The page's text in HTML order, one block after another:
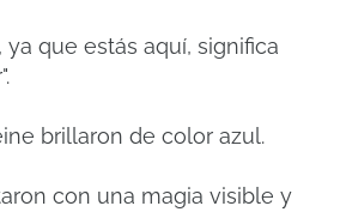
que estás aquí, significa
brillaron de color azul.
con una magia visible y